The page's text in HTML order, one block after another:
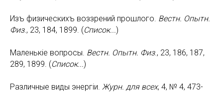
Изъ физическихъ воззрений прошлого. Вестн. Опытн.
Физ., 23, 184, 1899. (Список...)
Маленькiе вопросы. Вестн. Опытн. Физ., 23, 186, 187,
289, 1899. (Список...)
Различные виды энергiи. Журн. для всех, 4, № 4, 473-